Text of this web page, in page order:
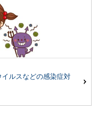
ルスなどの感染症対